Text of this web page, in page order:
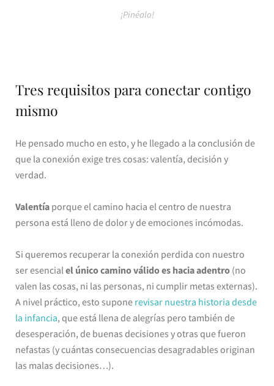
¡Pinéalo!
Tres requisitos para conectar contigo
mismo
He pensado mucho en esto, y he llegado a la conclusión de
que la conexión exige tres cosas: valentía, decisión y
verdad.
Valentía porque el camino hacia el centro de nuestra
persona está lleno de dolor y de emociones incómodas.
Si queremos recuperar la conexión perdida con nuestro
ser esencialel único camino válido es hacia adentro (no
valen las cosas, ni las personas, ni cumplir metas externas).
A nivel práctico, esto supone revisar nuestra historia desde
la infancia, que está llena de alegrías pero también de
desesperación, de buenas decisiones y otras que fueron
nefastas (y cuántas consecuencias desagradables originan
las malas decisiones…).